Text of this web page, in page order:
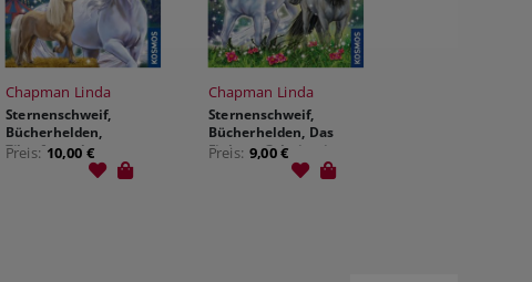
Chapman Linda
Sternenschweif,
Bücherhelden,
Zikusfreunde
Preis:10,00 €
Chapman Linda
Sternenschweif,
Bücherhelden, Das
Einhorn-Geheimnis
Preis: 9,00 €